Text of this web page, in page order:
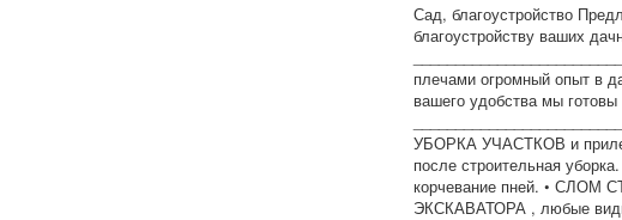
Сад, благоустройство
благоустройству ваших
плечами огромный опыт в
вашего удобства мы
УБОРКА УЧАСТКОВ и
после строительная
корчевание пней. • СЛОМ
ЭКСКАВАТОРА , любые